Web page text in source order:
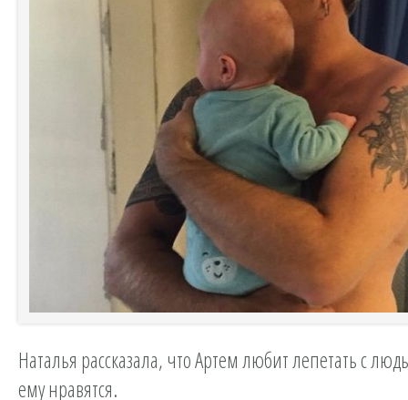
Наталья рассказала, что Артем любит лепетать с
ему нравятся.